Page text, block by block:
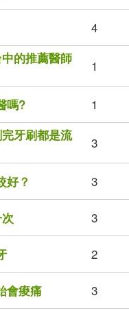
4
的推薦醫師
1
嗎? 1
牙刷都是流
3
好？ 3
3
2
會痠痛 3